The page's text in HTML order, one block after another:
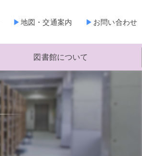
地図・交通案内 お問い合わせ
図書館について